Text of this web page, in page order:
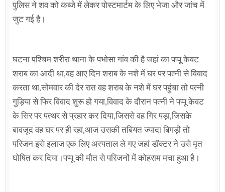
पुलिस ने शव को कब्जे में लेकर पोस्टमार्टम के लिए भेजा और जांच में
जुट गई है।
घटना पश्चिम शरीरा थाना के पभोसा गांव की है जहां का पप्पू केवट
शराब का आदी था,वह आए दिन शराब के नशे में घर पर पत्नी से विवाद
करता था,सोमवार की देर रात वह शराब के नशे में घर पहुंचा तो पत्नी
गुड़िया से फिर विवाद शुरू हो गया,विवाद के दौरान पत्नी ने पप्पू केवट
के सिर पर पत्थर से प्रहार कर दिया,जिससे वह गिर पड़ा,जिसके
बावजूद वह घर पर ही रहा,आज उसकी तबियत ज्यादा बिगड़ी तो
परिजन इसे इलाज एक लिए अस्पताल ले गए जहां डॉक्टर ने उसे मृत
घोषित कर दिया।पप्पू की मौत से परिजनों में कोहराम मचा हुआ है।